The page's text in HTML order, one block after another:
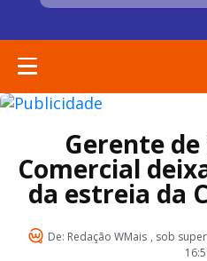
Gerente
Comercial
da estreia da
De: Redação WMais , sob